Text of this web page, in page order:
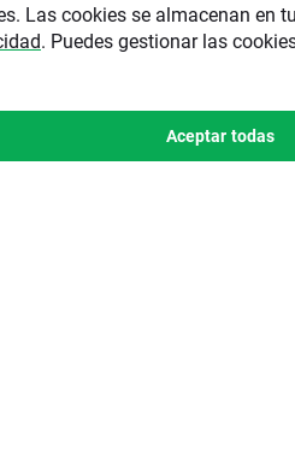
Las cookies se almacenan en
. Puedes gestionar las
Aceptar todas